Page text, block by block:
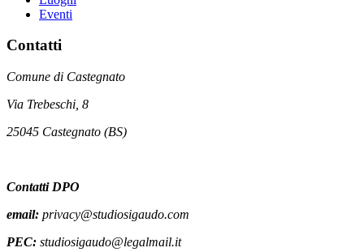
Eventi
Contatti
Comune di Castegnato
Via Trebeschi, 8
25045 Castegnato (BS)
Contatti DPO
email: privacy@studiosigaudo.com
PEC: studiosigaudo@legalmail.it